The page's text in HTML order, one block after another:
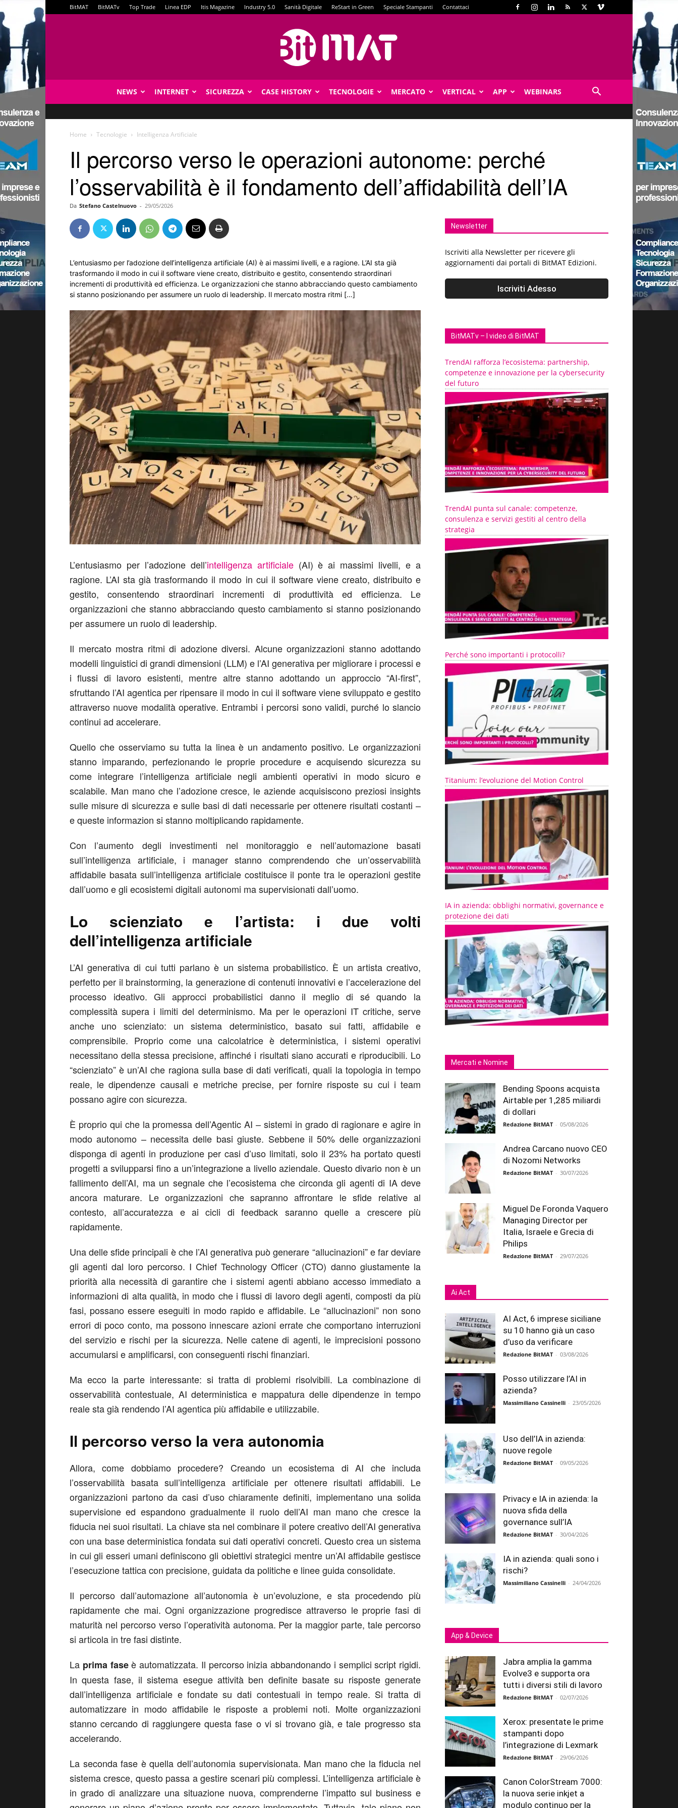
BitMAT BitMATv Top Trade Linea EDP Itis Magazine Industry 5.0 Sanità Digitale ReStart in Green Speciale Stampanti Contattaci
NEWS INTERNET SICUREZZA CASE HISTORY TECNOLOGIE MERCATO VERTICAL APP WEBINARS
Home Tecnologie Intelligenza Artificiale
Il percorso verso le operazioni autonome: perché
l’osservabilità è il fondamento dell’affidabilità dell’IA
Da Stefano Castelnuovo - 29/05/2026
L’entusiasmo per l’adozione dell’intelligenza artificiale (AI) è ai massimi livelli, e a ragione. L’AI sta già
trasformando il modo in cui il software viene creato, distribuito e gestito, consentendo straordinari
incrementi di produttività ed efficienza. Le organizzazioni che stanno abbracciando questo cambiamento
si stanno posizionando per assumere un ruolo di leadership. Il mercato mostra ritmi […]
L’entusiasmo per l’adozione dell’intelligenza artificiale(AI) è ai massimi livelli, e a
ragione. L’AI sta già trasformando il modo in cui il software viene creato, distribuito e
gestito, consentendo straordinari incrementi di produttività ed efficienza. Le
organizzazioni che stanno abbracciando questo cambiamento si stanno posizionando
per assumere un ruolo di leadership.
Il mercato mostra ritmi di adozione diversi. Alcune organizzazioni stanno adottando
modelli linguistici di grandi dimensioni (LLM) e l’AI generativa per migliorare i processi e
i flussi di lavoro esistenti, mentre altre stanno adottando un approccio “AI-first”,
sfruttando l’AI agentica per ripensare il modo in cui il software viene sviluppato e gestito
attraverso nuove modalità operative. Entrambi i percorsi sono validi, purché lo slancio
continui ad accelerare.
Quello che osserviamo su tutta la linea è un andamento positivo. Le organizzazioni
stanno imparando, perfezionando le proprie procedure e acquisendo sicurezza su
come integrare l’intelligenza artificiale negli ambienti operativi in modo sicuro e
scalabile. Man mano che l’adozione cresce, le aziende acquisiscono preziosi insights
sulle misure di sicurezza e sulle basi di dati necessarie per ottenere risultati costanti –
e queste informazion si stanno moltiplicando rapidamente.
Con l’aumento degli investimenti nel monitoraggio e nell’automazione basati
sull’intelligenza artificiale, i manager stanno comprendendo che un’osservabilità
affidabile basata sull’intelligenza artificiale costituisce il ponte tra le operazioni gestite
dall’uomo e gli ecosistemi digitali autonomi ma supervisionati dall’uomo.
Lo scienziato e l’artista: i due volti
dell’intelligenza artificiale
L’AI generativa di cui tutti parlano è un sistema probabilistico. È un artista creativo,
perfetto per il brainstorming, la generazione di contenuti innovativi e l’accelerazione del
processo ideativo. Gli approcci probabilistici danno il meglio di sé quando la
complessità supera i limiti del determinismo. Ma per le operazioni IT critiche, serve
anche uno scienziato: un sistema deterministico, basato sui fatti, affidabile e
comprensibile. Proprio come una calcolatrice è deterministica, i sistemi operativi
necessitano della stessa precisione, affinché i risultati siano accurati e riproducibili. Lo
“scienziato” è un’AI che ragiona sulla base di dati verificati, quali la topologia in tempo
reale, le dipendenze causali e metriche precise, per fornire risposte su cui i team
possano agire con sicurezza.
È proprio qui che la promessa dell’Agentic AI – sistemi in grado di ragionare e agire in
modo autonomo – necessita delle basi giuste. Sebbene il 50% delle organizzazioni
disponga di agenti in produzione per casi d’uso limitati, solo il 23% ha portato questi
progetti a svilupparsi fino a un’integrazione a livello aziendale. Questo divario non è un
fallimento dell’AI, ma un segnale che l’ecosistema che circonda gli agenti di IA deve
ancora maturare. Le organizzazioni che sapranno affrontare le sfide relative al
contesto, all’accuratezza e ai cicli di feedback saranno quelle a crescere più
rapidamente.
Una delle sfide principali è che l’AI generativa può generare “allucinazioni” e far deviare
gli agenti dal loro percorso. I Chief Technology Officer (CTO) danno giustamente la
priorità alla necessità di garantire che i sistemi agenti abbiano accesso immediato a
informazioni di alta qualità, in modo che i flussi di lavoro degli agenti, composti da più
fasi, possano essere eseguiti in modo rapido e affidabile. Le “allucinazioni” non sono
errori di poco conto, ma possono innescare azioni errate che comportano interruzioni
del servizio e rischi per la sicurezza. Nelle catene di agenti, le imprecisioni possono
accumularsi e amplificarsi, con conseguenti rischi finanziari.
Ma ecco la parte interessante: si tratta di problemi risolvibili. La combinazione di
osservabilità contestuale, AI deterministica e mappatura delle dipendenze in tempo
reale sta già rendendo l’AI agentica più affidabile e utilizzabile.
Il percorso verso la vera autonomia
Allora, come dobbiamo procedere? Creando un ecosistema di AI che includa
l’osservabilità basata sull’intelligenza artificiale per ottenere risultati affidabili. Le
organizzazioni partono da casi d’uso chiaramente definiti, implementano una solida
supervisione ed espandono gradualmente il ruolo dell’AI man mano che cresce la
fiducia nei suoi risultati. La chiave sta nel combinare il potere creativo dell’AI generativa
con una base deterministica fondata sui dati operativi concreti. Questo crea un sistema
in cui gli esseri umani definiscono gli obiettivi strategici mentre un’AI affidabile gestisce
l’esecuzione tattica con precisione, guidata da politiche e linee guida consolidate.
Il percorso dall’automazione all’autonomia è un’evoluzione, e sta procedendo più
rapidamente che mai. Ogni organizzazione progredisce attraverso le proprie fasi di
maturità nel percorso verso l’operatività autonoma. Per la maggior parte, tale percorso
si articola in tre fasi distinte.
La prima faseè automatizzata. Il percorso inizia abbandonando i semplici script rigidi.
In questa fase, il sistema esegue attività ben definite basate su risposte generate
dall’intelligenza artificiale e fondate su dati contestuali in tempo reale. Si tratta di
automatizzare in modo affidabile le risposte a problemi noti. Molte organizzazioni
stanno cercando di raggiungere questa fase o vi si trovano già, e tale progresso sta
accelerando.
La seconda fase è quella dell’autonomia supervisionata. Man mano che la fiducia nel
sistema cresce, questo passa a gestire scenari più complessi. L’intelligenza artificiale è
in grado di analizzare una situazione nuova, comprenderne l’impatto sul business e
Newsletter
Iscriviti alla Newsletter per ricevere gli
aggiornamenti dai portali di BitMAT Edizioni.
BitMATv – I video di BitMAT
TrendAI rafforza l’ecosistema: partnership,
competenze e innovazione per la cybersecurity
del futuro
TrendAI punta sul canale: competenze,
consulenza e servizi gestiti al centro della
strategia
Perché sono importanti i protocolli?
Titanium: l’evoluzione del Motion Control
IA in azienda: obblighi normativi, governance e
protezione dei dati
Mercati e Nomine
Bending Spoons acquista
Airtable per 1,285 miliardi
di dollari
Redazione BitMAT - 05/08/2026
Andrea Carcano nuovo CEO
di Nozomi Networks
Redazione BitMAT - 30/07/2026
Miguel De Foronda Vaquero
Managing Director per
Italia, Israele e Grecia di
Philips
Redazione BitMAT - 29/07/2026
Ai Act
AI Act, 6 imprese siciliane
su 10 hanno già un caso
d’uso da verificare
Redazione BitMAT - 03/08/2026
Posso utilizzare l’AI in
azienda?
Massimiliano Cassinelli - 23/05/2026
Uso dell’IA in azienda:
nuove regole
Redazione BitMAT - 09/05/2026
Privacy e IA in azienda: la
nuova sfida della
governance sull’IA
Redazione BitMAT - 30/04/2026
IA in azienda: quali sono i
rischi?
Massimiliano Cassinelli - 24/04/2026
App & Device
Jabra amplia la gamma
Evolve3 e supporta ora
tutti i diversi stili di lavoro
Redazione BitMAT - 02/07/2026
Xerox: presentate le prime
stampanti dopo
l’integrazione di Lexmark
Redazione BitMAT - 29/06/2026
Canon ColorStream 7000:
la nuova serie inkjet a
modulo continuo per la